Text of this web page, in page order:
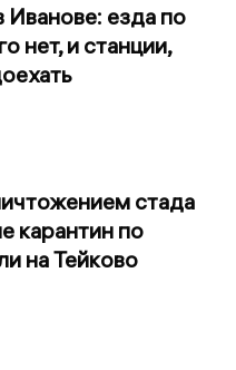
езда по
нет, и станции,
стада
карантин по
на Тейково